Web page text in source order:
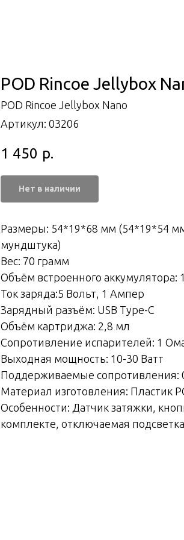
POD Rincoe Jellybox
POD Rincoe Jellybox Nano
Артикул: 03206
1 450 р.
Нет в наличии
Размеры: 54*19*68 мм (54*19*54
мундштука)
Вес: 70 грамм
Объём встроенного аккумулятора:
Ток заряда:5 Вольт, 1 Ампер
Зарядный разъём: USB Type-C
Объём картриджа: 2,8 мл
Сопротивление испарителей: 1
Выходная мощность: 10-30 Ватт
Поддерживаемые сопротивления:
Материал изготовления: Пластик
Особенности: Датчик затяжки,
комплекте, отключаемая подсветка